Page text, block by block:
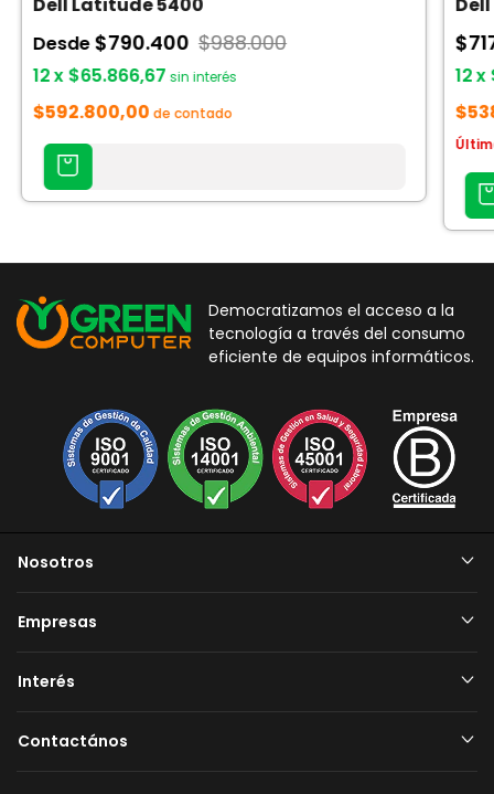
Dell Latitude 5400
Desde$790.400 $988.000
12x$65.866,67 sin interés
$592.800,00 de contado
AGREGAR
CARRITO
12x
AL
Democratizamos el acceso a la
tecnología a través del consumo
eficiente de equipos informáticos.
Nosotros
Empresas
Interés
Contactános